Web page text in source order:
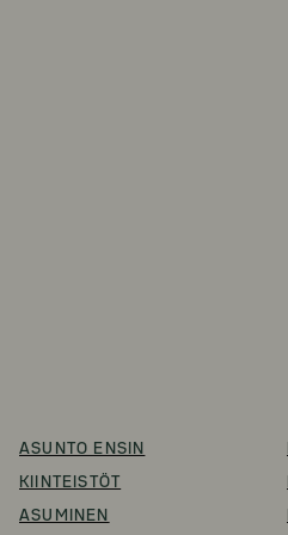
ASUNTO ENSIN
KIINTEISTÖT
ASUMINEN